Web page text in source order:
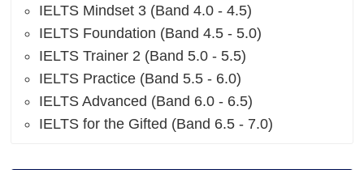
IELTS Mindset 3 (Band 4.0 - 4.5)
IELTS Foundation (Band 4.5 - 5.0)
IELTS Trainer 2 (Band 5.0 - 5.5)
IELTS Practice (Band 5.5 - 6.0)
IELTS Advanced (Band 6.0 - 6.5)
IELTS for the Gifted (Band 6.5 - 7.0)